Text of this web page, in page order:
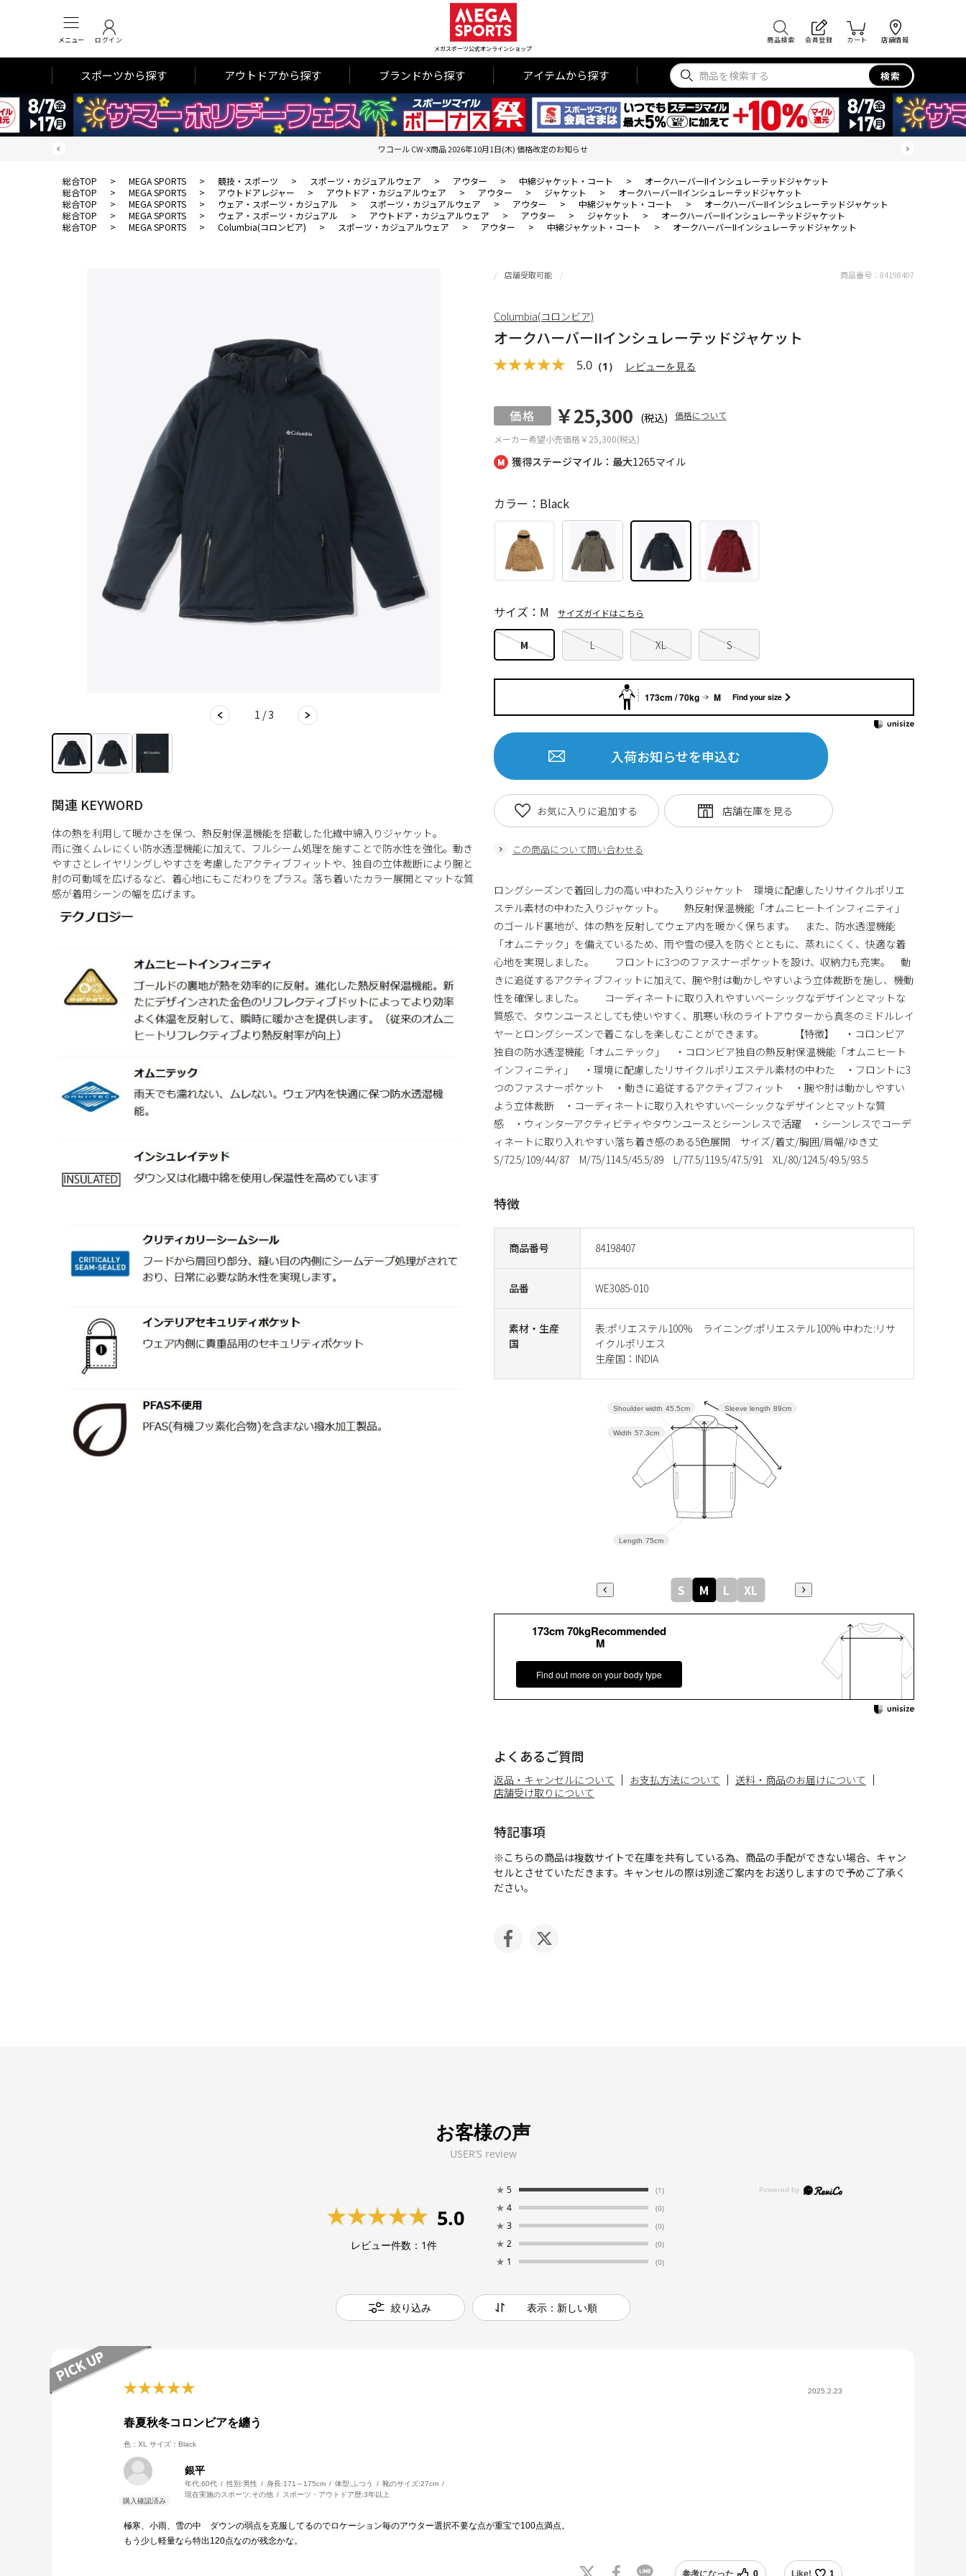
メニュー ログイン
メガスポーツ公式オンラインショップ
商品検索 会員登録 カート 店舗情報
スポーツから探す アウトドアから探す ブランドから探す アイテムから探す 検索
ワコール CW-X商品 2026年10月1日(木) 価格改定のお知らせ
総合TOP > MEGA SPORTS > 競技・スポーツ > スポーツ・カジュアルウェア > アウター > 中綿ジャケット・コート >
オークハーバーIIインシュレーテッドジャケット
総合TOP
> MEGA SPORTS > アウトドアレジャー > アウトドア・カジュアルウェア > アウター > ジャケット >
オークハーバーIIインシュレーテッドジャケット
総合TOP
> MEGA SPORTS > ウェア・スポーツ・カジュアル > スポーツ・カジュアルウェア > アウター > 中綿ジャケット・コート >
オークハーバーIIインシュレーテッドジャケット
総合TOP
> MEGA SPORTS > ウェア・スポーツ・カジュアル > アウトドア・カジュアルウェア > アウター > ジャケット >
オークハーバーIIインシュレーテッドジャケット
総合TOP
> MEGA SPORTS > Columbia(コロンビア) > スポーツ・カジュアルウェア > アウター > 中綿ジャケット・コート > オークハーバーIIインシュレーテッドジャケット
1 / 3
関連 KEYWORD
体の熱を利用して暖かさを保つ、熱反射保温機能を搭載した化繊中綿入りジャケット。
雨に強くムレにくい防水透湿機能に加えて、フルシーム処理を施すことで防水性を強化。動き
やすさとレイヤリングしやすさを考慮したアクティブフィットや、独自の立体裁断により腕と
肘の可動域を広げるなど、着心地にもこだわりをプラス。落ち着いたカラー展開とマットな質
感が着用シーンの幅を広げます。
獲得ステージマイル：最大1265マイル
店舗受取可能
オークハーバーIIインシュレーテッドジャケット
5.0 （1） レビューを見る
メーカー希望小売価格￥25,300(税込)
￥25,300 (税込) 価格について
商品番号 84198407
品番 WE3085-010
素材・生産
国
表:ポリエステル100% ライニング:ポリエステル100% 中わた:リサ
イクルポリエス
生産国：INDIA
カラー：Black
M L XL S
サイズ：M サイズガイドはこちら
入荷お知らせを申込む
この商品について問い合わせる
お気に入りに追加する
商品番号： 84198407
Columbia(コロンビア)
ロングシーズンで着回し力の高い中わた入りジャケット 環境に配慮したリサイクルポリエ
ステル素材の中わた入りジャケット。 熱反射保温機能「オムニヒートインフィニティ」
のゴールド裏地が、体の熱を反射してウェア内を暖かく保ちます。 また、防水透湿機能
「オムニテック」を備えているため、雨や雪の侵入を防ぐとともに、蒸れにくく、快適な着
心地を実現しました。 フロントに3つのファスナーポケットを設け、収納力も充実。 動
きに追従するアクティブフィットに加えて、腕や肘は動かしやすいよう立体裁断を施し、機動
性を確保しました。 コーディネートに取り入れやすいベーシックなデザインとマットな
質感で、タウンユースとしても使いやすく、肌寒い秋のライトアウターから真冬のミドルレイ
ヤーとロングシーズンで着こなしを楽しむことができます。 【特徴】 ・コロンビア
独自の防水透湿機能「オムニテック」 ・コロンビア独自の熱反射保温機能「オムニヒート
インフィニティ」 ・環境に配慮したリサイクルポリエステル素材の中わた ・フロントに3
つのファスナーポケット ・動きに追従するアクティブフィット ・腕や肘は動かしやすい
よう立体裁断 ・コーディネートに取り入れやすいベーシックなデザインとマットな質
感 ・ウィンターアクティビティやタウンユースとシーンレスで活躍 ・シーンレスでコーデ
ィネートに取り入れやすい落ち着き感のある5色展開 サイズ/着丈/胸囲/肩幅/ゆき丈
S/72.5/109/44/87 M/75/114.5/45.5/89 L/77.5/119.5/47.5/91 XL/80/124.5/49.5/93.5
特徴
よくあるご質問
返品・キャンセルについて お支払方法について
送料・商品のお届けについて
店舗受け取りについて
特記事項
※こちらの商品は複数サイトで在庫を共有している為、商品の手配ができない場合、キャン
セルとさせていただきます。キャンセルの際は別途ご案内をお送りしますので予めご了承く
ださい。
173cm / 70kg M Find your size
173cm 70kgRecommended
M
Find out more on your body type
Sleeve length 89cm
Length 75cm
Width 57.3cm
Shoulder width 45.5cm
S M L XL
お客様の声
USER’S review
5.0
レビュー件数： 1件
★ 5 (1)
★ 4 (0)
★ 3 (0)
★ 2 (0)
★ 1 (0)
絞り込み 表示：新しい順
2025.2.23
春夏秋冬コロンビアを纏う
色：XL サイズ：Black
銀平
年代:60代 性別:男性 身長:171～175cm 体型: ふつう 靴のサイズ:27cm
現在実施のスポーツ:その他 スポーツ・アウトドア歴:3年以上
極寒、小雨、雪の中 ダウンの弱点を克服してるのでロケーション毎のアウター選択不要な点が重宝で100点満点。
もう少し軽量なら特出120点なのが残念かな。